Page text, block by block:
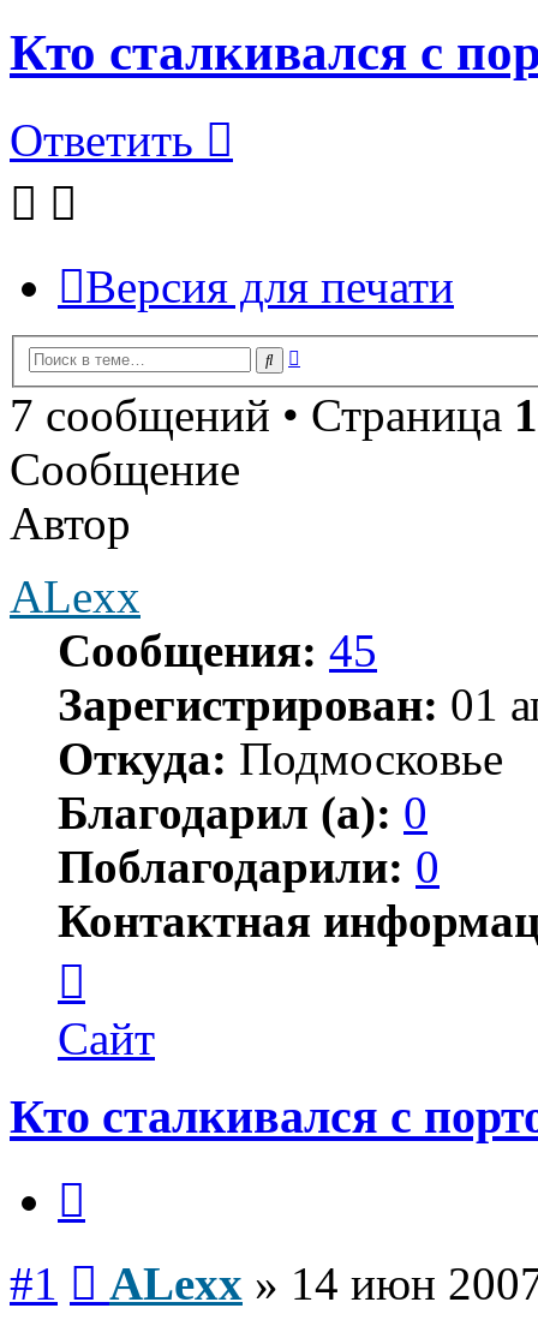
Кто сталкивался с
Ответить
Версия для печати
Поиск
7 сообщений • Страница 1
Сообщение
Автор
ALexx
Сообщения: 45
Зарегистрирован: 01
Откуда: Подмосковье
Благодарил (а): 0
Поблагодарили: 0
Контактная
пользователя
ALexx
Сайт
Кто сталкивался с
#1 ALexx » 14 июн